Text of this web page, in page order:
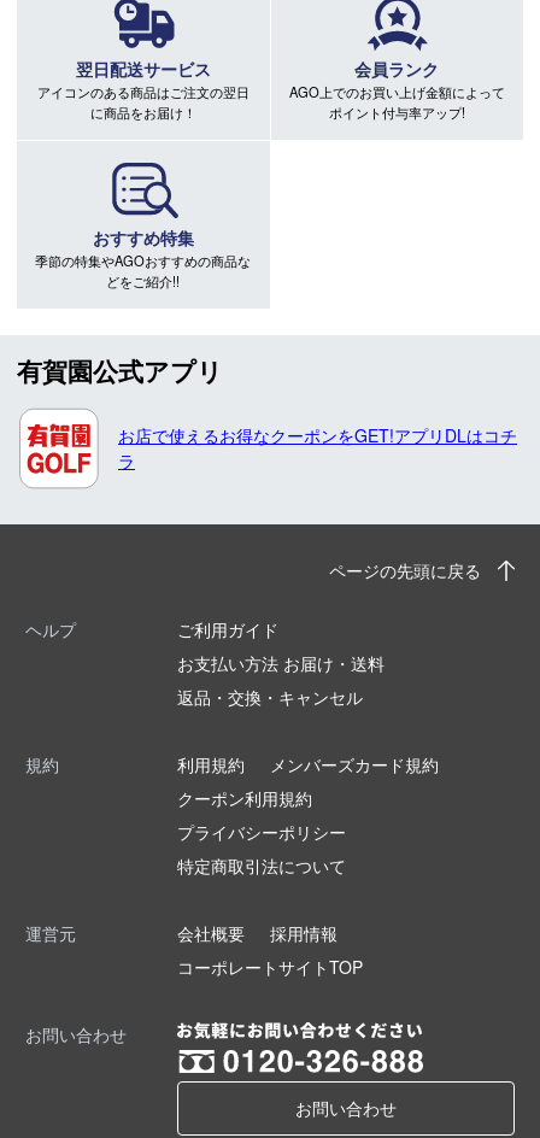
翌日配送サービス
アイコンのある商品はご注文の翌日
に商品をお届け！
会員ランク
AGO上でのお買い上げ金額によって
ポイント付与率アップ!
おすすめ特集
季節の特集やAGOおすすめの商品な
どをご紹介!!
有賀園公式アプリ
お店で使えるお得なクーポンをGET!アプリDLはコチ
ラ
ページの先頭に戻る
ヘルプ
ご利用ガイド
お支払い方法 お届け・送料
返品・交換・キャンセル
規約 利用規約
メンバーズカード規約
クーポン利用規約
プライバシーポリシー
特定商取引法について
運営元 会社概要
採用情報
コーポレートサイトTOP
お問い合わせ
お問い合わせ